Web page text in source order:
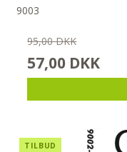
9003
95,00 DKK
57,00 DKK
TILBUD